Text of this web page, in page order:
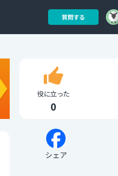
質問する
役に立った
0
シェア